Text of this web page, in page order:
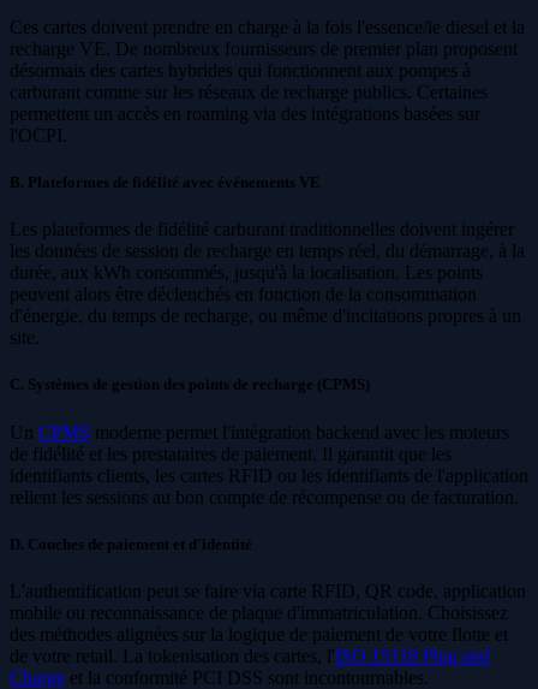
Ces cartes doivent prendre en charge à la fois l'essence/le diesel et la
recharge VE. De nombreux fournisseurs de premier plan proposent
désormais des cartes hybrides qui fonctionnent aux pompes à
carburant comme sur les réseaux de recharge publics. Certaines
permettent un accès en roaming via des intégrations basées sur
l'OCPI.
B. Plateformes de fidélité avec événements VE
Les plateformes de fidélité carburant traditionnelles doivent ingérer
les données de session de recharge en temps réel, du démarrage, à la
durée, aux kWh consommés, jusqu'à la localisation. Les points
peuvent alors être déclenchés en fonction de la consommation
d'énergie, du temps de recharge, ou même d'incitations propres à un
site.
C. Systèmes de gestion des points de recharge (CPMS)
Un CPMS moderne permet l'intégration backend avec les moteurs
de fidélité et les prestataires de paiement. Il garantit que les
identifiants clients, les cartes RFID ou les identifiants de l'application
relient les sessions au bon compte de récompense ou de facturation.
D. Couches de paiement et d'identité
L'authentification peut se faire via carte RFID, QR code, application
mobile ou reconnaissance de plaque d'immatriculation. Choisissez
des méthodes alignées sur la logique de paiement de votre flotte et
de votre retail. La tokenisation des cartes, l'ISO 15118 Plug and
Charge et la conformité PCI DSS sont incontournables.